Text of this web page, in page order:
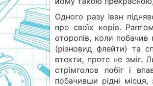
Одного разу Іван
про своїх корів.
оторопів, коли
(різновид флейти) та
втекти, проте не зміг.
стрімголов побіг і
побачивши рідні